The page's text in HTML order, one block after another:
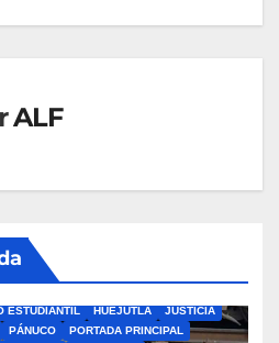
ALF
ESTUDIANTIL HUEJUTLA
JUSTICIA
PÁNUCO
PORTADA PRINCIPAL